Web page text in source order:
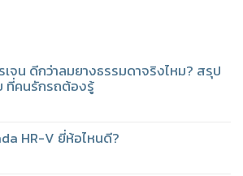
เจน ดีกว่าลมยางธรรมดาจริงไหม? สรุป
ที่คนรักรถต้องรู้
HR-V ยี่ห้อไหนดี?